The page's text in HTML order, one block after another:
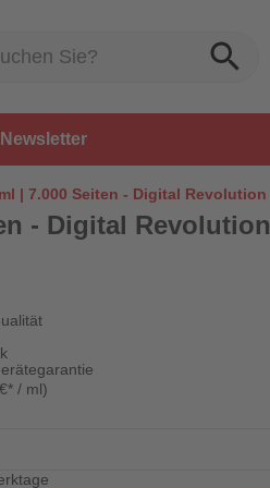
search
Newsletter
| 7.000 Seiten - Digital Revolution
- Digital Revolution
/ ml)